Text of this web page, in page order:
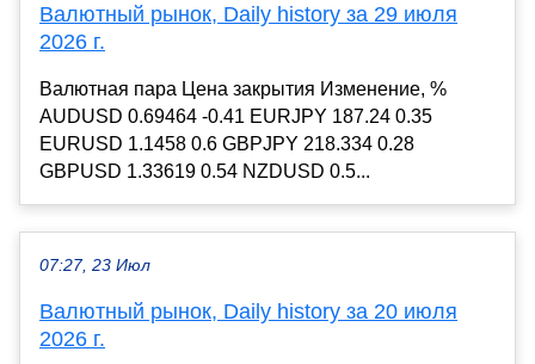
Валютный рынок, Daily history за 29 июля
2026 г.
Валютная пара Цена закрытия Изменение, %
AUDUSD 0.69464 -0.41 EURJPY 187.24 0.35
EURUSD 1.1458 0.6 GBPJPY 218.334 0.28
GBPUSD 1.33619 0.54 NZDUSD 0.5...
07:27, 23 Июл
Валютный рынок, Daily history за 20 июля
2026 г.